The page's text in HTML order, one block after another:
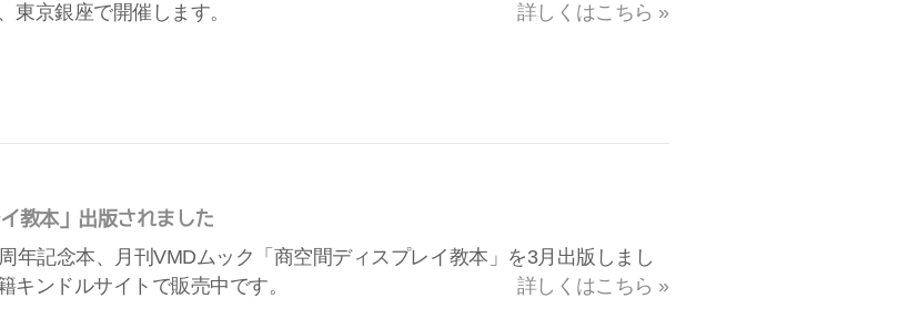
東京銀座で開催します。 詳しくはこちら »
教本」出版されました
年記念本、月刊VMDムック「商空間ディスプレイ教本」を3月出版しまし
キンドルサイトで販売中です。
詳しくはこちら »